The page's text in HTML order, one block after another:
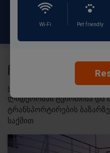
Wi-Fi Pet friendly
ხელმისაწვდომობა
ᲩᲕᲔᲜᲘ ᲡᲐᲛᲣᲨᲐᲝ
ყოველდღე კომპანია
ლიდერობას ტვირთისა და
ტრანსპორტირების
საქმით.